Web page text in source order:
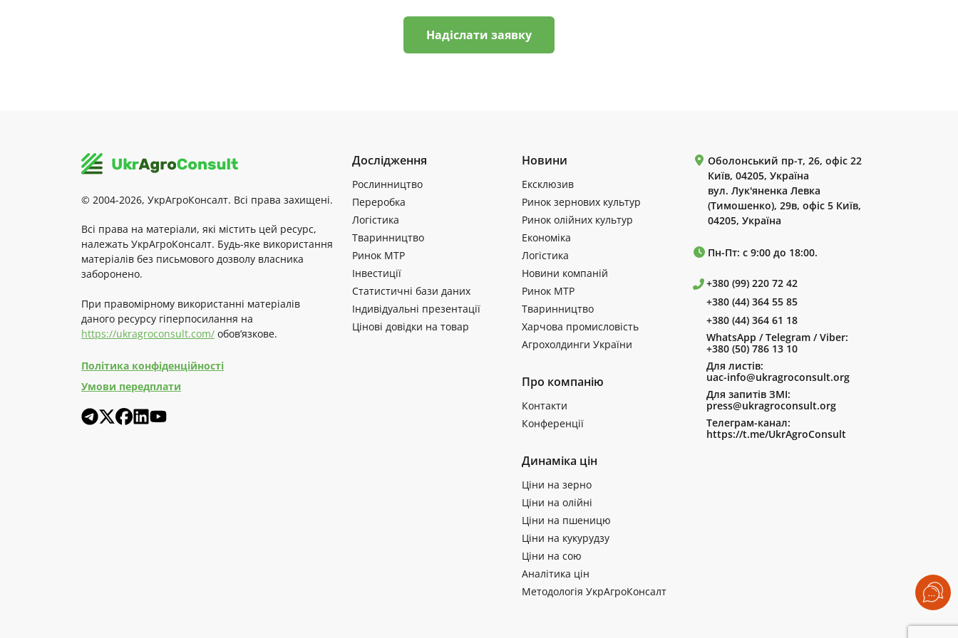
Надіслати заявку
© 2004-2026, УкрАгроКонсалт. Всі права захищені.
Всі права на матеріали, які містить цей ресурс,
належать УкрАгроКонсалт. Будь-яке використання
матеріалів без письмового дозволу власника
заборонено.
При правомірному використанні матеріалів
даного ресурсу гіперпосилання на
https://ukragroconsult.com/ обов’язкове.
Політика конфіденційності
Умови передплати
Дослідження
Рослинництво
Переробка
Логістика
Тваринництво
Ринок МТР
Інвестиції
Статистичні бази даних
Індивідуальні презентації
Цінові довідки на товар
Новини
Ексклюзив
Ринок зернових культур
Ринок олійних культур
Економіка
Логістика
Новини компаній
Ринок МТР
Тваринництво
Харчова промисловість
Агрохолдинги України
Про компанію
Контакти
Конференції
Динаміка цін
Ціни на зерно
Ціни на олійні
Ціни на пшеницю
Ціни на кукурудзу
Ціни на сою
Аналітика цін
Методологія УкрАгроКонсалт
Оболонський пр-т, 26, офіс 22
Київ, 04205, Україна
вул. Лук'яненка Левка
(Тимошенко), 29в, офіс 5 Київ,
04205, Україна
Пн-Пт: с 9:00 до 18:00.
+380 (99) 220 72 42
+380 (44) 364 55 85
+380 (44) 364 61 18
WhatsApp / Telegram / Viber:
+380 (50) 786 13 10
Для листів:
uac-info@ukragroconsult.org
Для запитів ЗМІ:
press@ukragroconsult.org
Телеграм-канал:
https://t.me/UkrAgroConsult